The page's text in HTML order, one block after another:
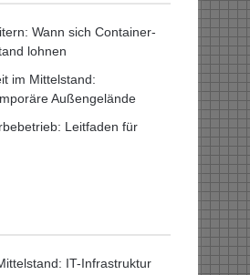
Wann sich Container-
lohnen
im Mittelstand:
Außengelände
Leitfaden für
IT-Infrastruktur